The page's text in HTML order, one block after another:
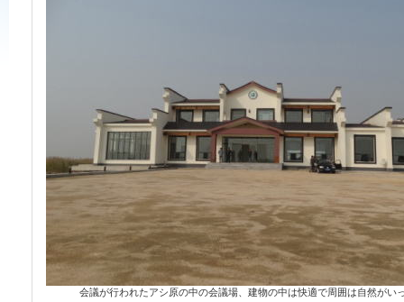
会議が行われたアシ原の中の会議場、建物の中は快適で周囲は自然がい